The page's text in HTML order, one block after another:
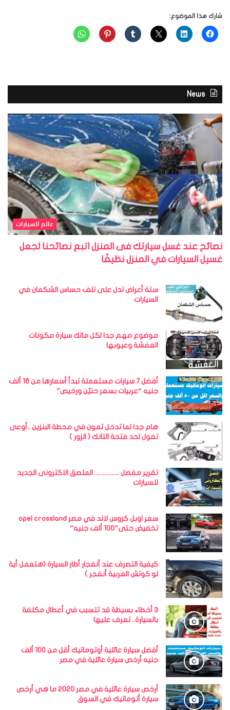
شارك هذا الموضوع:
News
عالم السيارات
نصائح عند غسل سيارتك فى المنزل اتبع نصائحنا لجعل
غسيل السيارات في المنزل نظيفًا
ستة أعراض تدل على تلف حساس الشكمان في
السيارات
موضوع مهم جدا لكل مالك سيارة مكونات
العفشة وعيوبها
أفضل 7 سيارات مستعملة تبدأ أسعارها من 16 ألف
جنيه “عربيات بسعر حنيّن ورخيص”
هام جدا لما تدخل تمون في محطة البنزين ..أوعى
تفول لحد فتحة التانك ( الزور )
تقرير مفصل ……….. الملصق الاكترونى الجديد
للسيارات
سعر اوبل كروس لاند في مصر opel crossland
تخفيض حتى”100 ألف جنيه”
كيفية التصرف عند أنفجار أطار السيارة (هتعمل أية
لو كوتش العربية أنفجر )
3 أخطاء بسيطة قد تتسبب في أعطال مكلفة
بالسيارة.. تعرف عليها
أفضل سيارة عائلية أوتوماتيك أقل من 100 ألف
جنيه أرخص سيارة عائلية في مصر
أرخص سيارة عائلية في مصر 2020 ما هي أرخص
سيارة أتوماتيك في السوق